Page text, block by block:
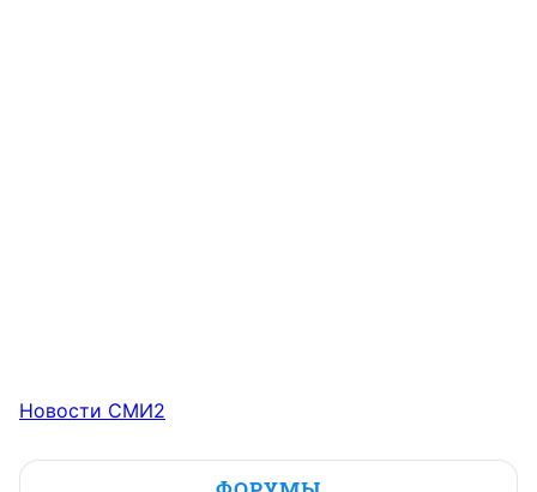
Новости СМИ2